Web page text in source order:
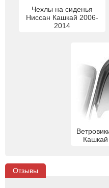
Чехлы на сиденья
Ниссан Кашкай 2006-
2014
Отзывы